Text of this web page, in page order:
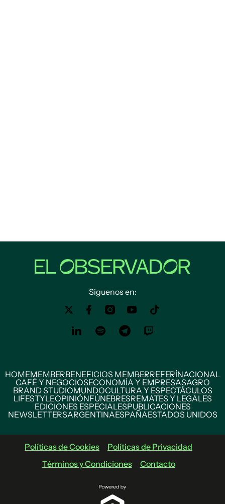
Siguenos en:
HOMEMEMBERBENEFICIOS MEMBERREFERÍNACIONAL
CAFÉ Y NEGOCIOSECONOMÍA Y EMPRESASAGRO
BRAND STUDIOMUNDOCULTURA Y ESPECTÁCULOS
LIFESTYLEOPINIÓNFÚNEBRESREMATES Y LEGALES
EDICIONES ESPECIALESPUBLICACIONES
NEWSLETTERSARGENTINAESPAÑAESTADOS UNIDOS
Políticas de Cookies
Políticas de Privacidad
Términos y Condiciones
Contacto